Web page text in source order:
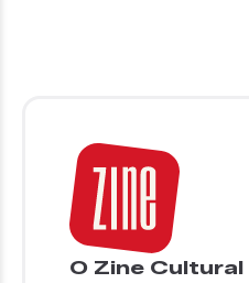
O Zine Cultural